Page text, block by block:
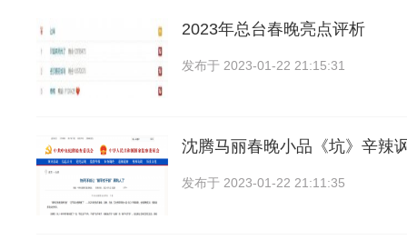
2023年总台春晚亮点评析
发布于 2023-01-22 21:15:31
沈腾马丽春晚小品《坑》辛辣
发布于 2023-01-22 21:11:35